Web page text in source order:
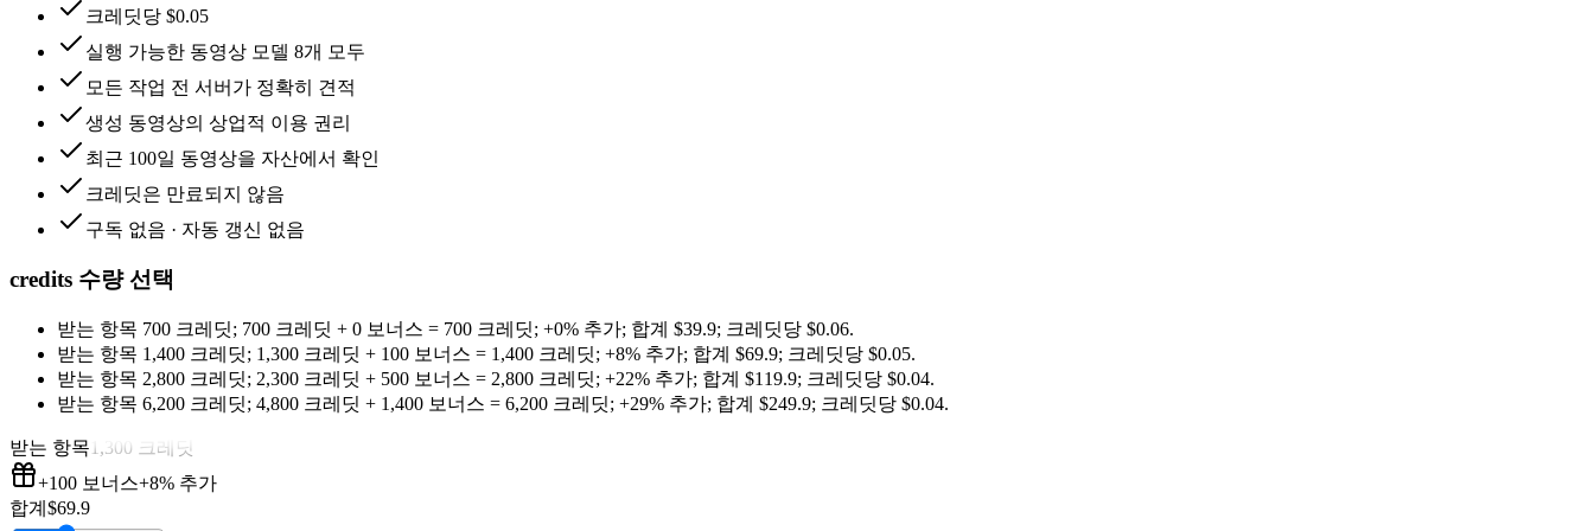
크레딧당 $0.05
실행 가능한 동영상 모델 8개 모두
모든 작업 전 서버가 정확히 견적
생성 동영상의 상업적 이용 권리
최근 100일 동영상을 자산에서 확인
크레딧은 만료되지 않음
구독 없음 · 자동 갱신 없음
credits 수량 선택
받는 항목 700 크레딧; 700 크레딧 + 0 보너스 = 700 크레딧; +0% 추가; 합계 $39.9; 크레딧당 $0.06.
받는 항목 1,400 크레딧; 1,300 크레딧 + 100 보너스 = 1,400 크레딧; +8% 추가; 합계 $69.9; 크레딧당 $0.05.
받는 항목 2,800 크레딧; 2,300 크레딧 + 500 보너스 = 2,800 크레딧; +22% 추가; 합계 $119.9; 크레딧당 $0.04.
받는 항목 6,200 크레딧; 4,800 크레딧 + 1,400 보너스 = 6,200 크레딧; +29% 추가; 합계 $249.9; 크레딧당 $0.04.
받는 항목 1,300 크레딧
+100 보너스+8% 추가
합계 $69.9